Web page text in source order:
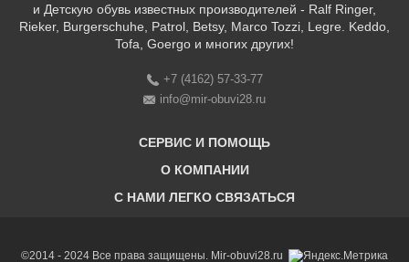
и Детскую обувь известных производителей - Ralf Ringer,
Rieker, Burgerschuhe, Patrol, Betsy, Marco Tozzi, Legre. Keddo,
Tofa, Goergo и многих других!
+7 (4162) 57-33-77
info@mir-obuvi28.ru
СЕРВИС И ПОМОЩЬ
Бонусная программа
О КОМПАНИИ
C НАМИ ЛЕГКО СВЯЗАТЬСЯ
©2014 - 2024 Все права защищены. Mir-obuvi28.ru